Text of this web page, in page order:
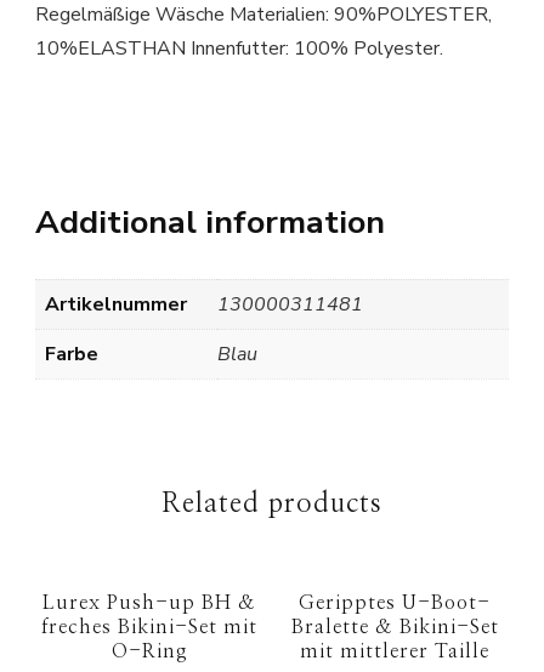
Regelmäßige Wäsche Materialien: 90%POLYESTER,
10%ELASTHAN Innenfutter: 100% Polyester.
Additional information
Artikelnummer
130000311481
Farbe
Blau
Related products
Lurex Push-up BH &
freches Bikini-Set mit
O-Ring
Geripptes U-Boot-
Bralette & Bikini-Set
mit mittlerer Taille